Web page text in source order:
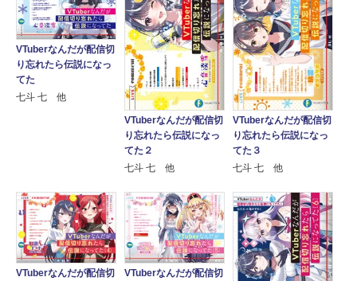
VTuberなんだが配信切
り忘れたら伝説になっ
てた
七斗 七 他
VTuberなんだが配信切
り忘れたら伝説になっ
てた２
七斗 七 他
VTuberなんだが配信切
り忘れたら伝説になっ
てた３
七斗 七 他
VTuberなんだが配信切
VTuberなんだが配信切